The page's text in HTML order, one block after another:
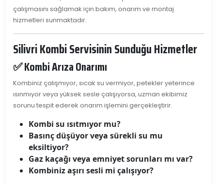
çalışmasını sağlamak için bakım, onarım ve montaj
hizmetleri sunmaktadır.
Silivri Kombi Servisinin Sunduğu Hizmetler
✅ Kombi Arıza Onarımı
Kombiniz çalışmıyor, sıcak su vermiyor, petekler yeterince
ısınmıyor veya yüksek sesle çalışıyorsa, uzman ekibimiz
sorunu tespit ederek onarım işlemini gerçekleştirir.
Kombi su ısıtmıyor mu?
Basınç düşüyor veya sürekli su mu
eksiltiyor?
Gaz kaçağı veya emniyet sorunları mı var?
Kombiniz aşırı sesli mi çalışıyor?